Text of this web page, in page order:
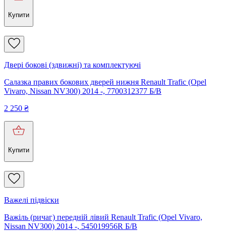
Купити
Двері бокові (здвижні) та комплектуючі
Салазка правих бокових дверей нижня Renault Trafic (Opel
Vivaro, Nissan NV300) 2014 -, 7700312377 Б/В
2 250 ₴
Купити
Важелі підвіски
Важіль (ричаг) передній лівий Renault Trafic (Opel Vivaro,
Nissan NV300) 2014 -, 545019956R Б/В